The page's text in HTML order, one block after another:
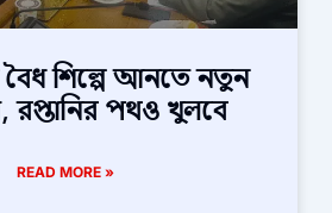
বৈধ শিল্পে আনতে নতুন
রপ্তানির পথও খুলবে
READ MORE »